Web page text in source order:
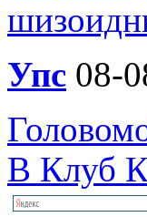
Упс 08-
В Клуб